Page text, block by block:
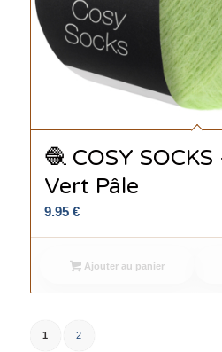
🧶 COSY
Vert Pâle
9.95 €
Ajouter au panier
1 2